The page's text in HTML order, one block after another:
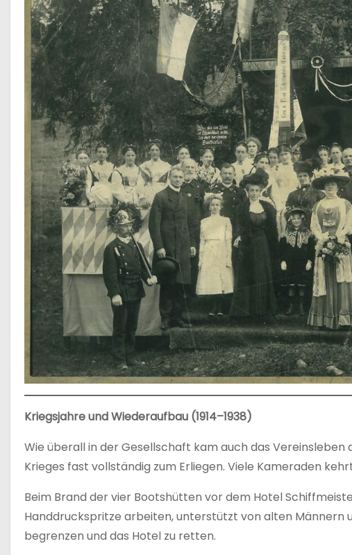
Kriegsjahre und Wiederaufbau (1914–1938)
Wie überall in der Gesellschaft kam auch das Vereinsleben
Krieges fast vollständig zum Erliegen. Viele Kameraden
Beim Brand der vier Bootshütten vor dem Hotel
Handdruckspritze arbeiten, unterstützt von alten Männern
begrenzen und das Hotel zu retten.